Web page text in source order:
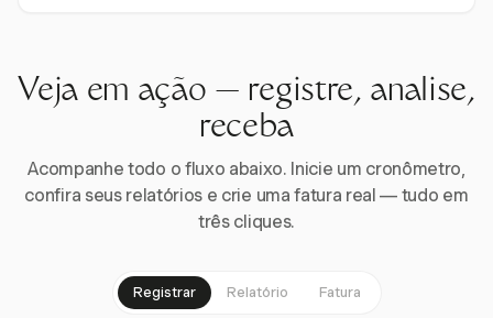
Veja em ação — registre, analise,
receba
Acompanhe todo o fluxo abaixo. Inicie um cronômetro,
confira seus relatórios e crie uma fatura real — tudo em
três cliques.
Registrar Relatório Fatura